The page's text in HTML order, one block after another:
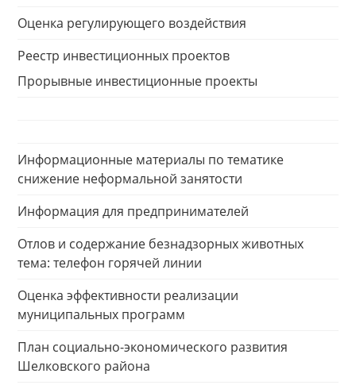
Оценка регулирующего воздействия
Реестр инвестиционных проектов
Прорывные инвестиционные проекты
Информационные материалы по тематике
снижение неформальной занятости
Информация для предпринимателей
Отлов и содержание безнадзорных животных
тема: телефон горячей линии
Оценка эффективности реализации
муниципальных программ
План социально-экономического развития
Шелковского района